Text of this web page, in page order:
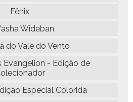
Fênix
Wideban
do Vale do Vento
Evangelion - Edição de
Especial Colorida